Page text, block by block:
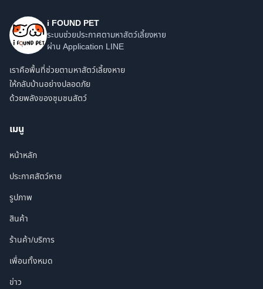
i FOUND PET
ระบบช่วยประกาศตามหาสัตว์เลี้ยงหาย
ผ่าน Application LINE
เราคือพื้นที่ช่วยตามหาสัตว์เลี้ยงหาย
ให้กลับบ้านอย่างปลอดภัย
ด้วยพลังของชุมชนสัตว์
เมนู
หน้าหลัก
ประกาศสัตว์หาย
รูปภาพ
สินค้า
ร้านค้า/บริการ
เพื่อนทั้งหมด
ข่าว